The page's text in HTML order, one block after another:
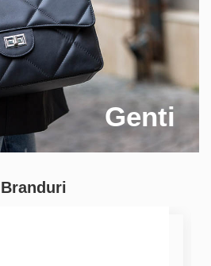
Genti
Branduri